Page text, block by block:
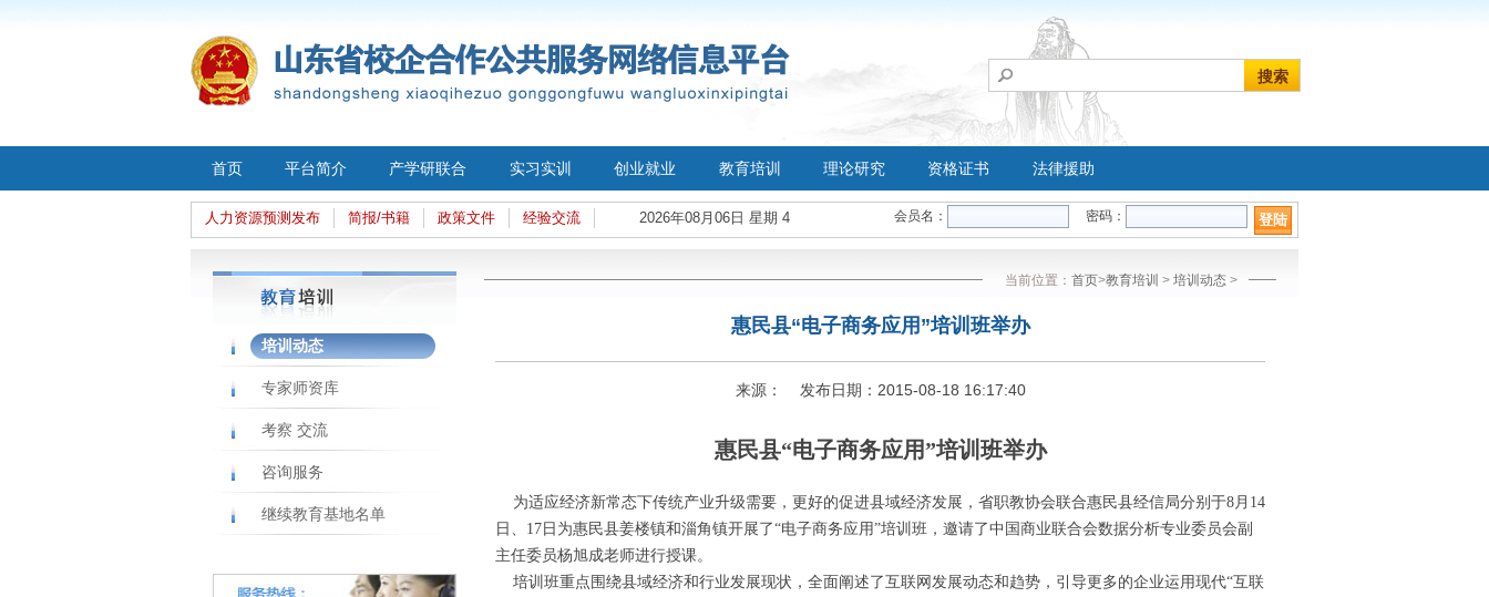
首页 平台简介 产学研联合 实习实训 创业就业 教育培训 理论研究 资格证书 法律援助
人力资源预测发布 简报/书籍 政策文件 经验交流 2026年08月06日 星期 4 会员名： 密码： 登陆
培训动态
专家师资库
考察 交流
咨询服务
继续教育基地名单
当前位置： 首页>教育培训 > 培训动态 >
惠民县“电子商务应用”培训班举办
来源： 发布日期：2015-08-18 16:17:40
惠民县“电子商务应用”培训班举办
为适应经济新常态下传统产业升级需要，更好的促进县域经济发展，省职教协会联合惠民县经信局分别于8月14
日、17日为惠民县姜楼镇和淄角镇开展了“电子商务应用”培训班，邀请了中国商业联合会数据分析专业委员会副
主任委员杨旭成老师进行授课。
培训班重点围绕县域经济和行业发展现状，全面阐述了互联网发展动态和趋势，引导更多的企业运用现代“互联